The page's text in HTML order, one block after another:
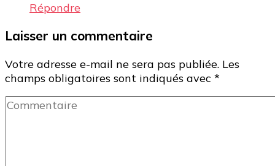
Répondre
Laisser un commentaire
Votre adresse e-mail ne sera pas publiée. Les
champs obligatoires sont indiqués avec *
Commentaire